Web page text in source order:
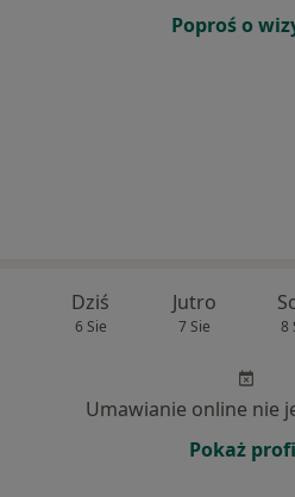
Poproś o
Dziś
6 Sie
Jutro
7 Sie 8
Umawianie online nie
Pokaż